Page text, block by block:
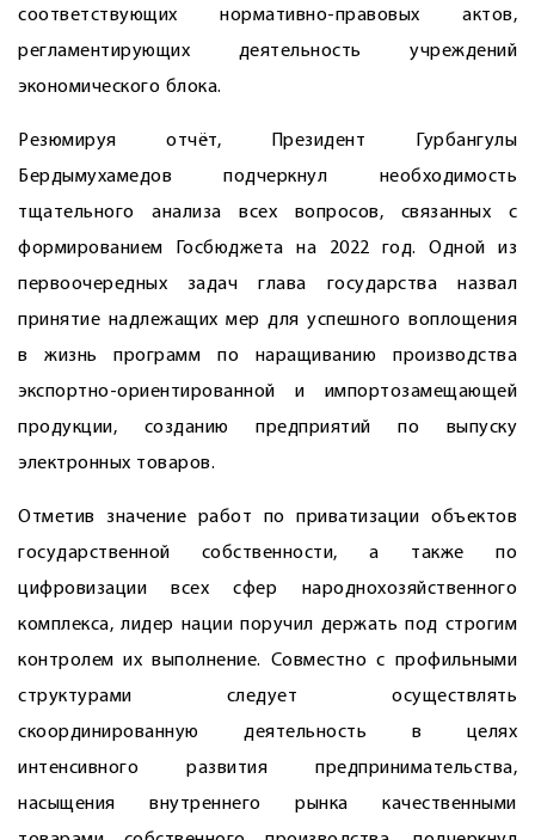
соответствующих нормативно-правовых актов,
регламентирующих деятельность учреждений
экономического блока.
Резюмируя отчёт, Президент Гурбангулы
Бердымухамедов подчеркнул необходимость
тщательного анализа всех вопросов, связанных с
формированием Госбюджета на 2022 год. Одной из
первоочередных задач глава государства назвал
принятие надлежащих мер для успешного воплощения
в жизнь программ по наращиванию производства
экспортно-ориентированной и импортозамещающей
продукции, созданию предприятий по выпуску
электронных товаров.
Отметив значение работ по приватизации объектов
государственной собственности, а также по
цифровизации всех сфер народнохозяйственного
комплекса, лидер нации поручил держать под строгим
контролем их выполнение. Совместно с профильными
структурами следует осуществлять
скоординированную деятельность в целях
интенсивного развития предпринимательства,
насыщения внутреннего рынка качественными